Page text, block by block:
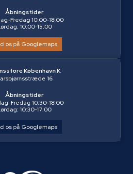
Åbningstider
Fredag 10:00-18:00
10:00-15:00
os på Googlemaps
København K
16
Åbningstider
Fredag 10:30-18:00
10:30-17:00
os på Googlemaps